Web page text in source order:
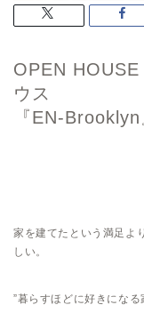
OPEN
ウス
『EN-
家を建てたという満足よ
しい。
”暮らすほどに好きになる